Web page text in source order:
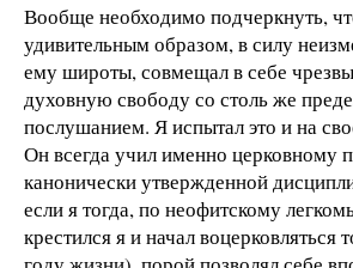
Вообще необходимо подчеркнуть,
удивительным образом, в силу
ему широты, совмещал в себе
духовную свободу со столь же
послушанием. Я испытал это и на
Он всегда учил именно церковному
канонически утвержденной
если я тогда, по неофитскому
крестился я и начал воцерковляться